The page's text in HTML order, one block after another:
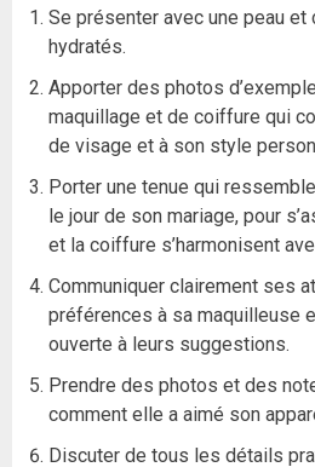
Se présenter avec une peau
hydratés.
Apporter des photos
maquillage et de coiffure qui
de visage et à son style
Porter une tenue qui
le jour de son mariage, pour
et la coiffure s’harmonisent
Communiquer clairement ses
préférences à sa maquilleuse
ouverte à leurs suggestions.
Prendre des photos et des
comment elle a aimé son
Discuter de tous les détails